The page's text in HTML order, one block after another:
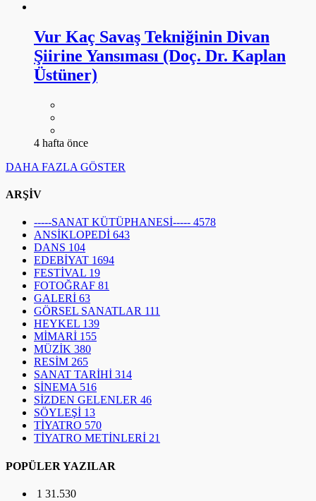
Vur Kaç Savaş Tekniğinin Divan
Şiirine Yansıması (Doç. Dr. Kaplan
Üstüner)
4 hafta önce
DAHA FAZLA GÖSTER
ARŞİV
-----SANAT KÜTÜPHANESİ----- 4578
ANSİKLOPEDİ 643
DANS 104
EDEBİYAT 1694
FESTİVAL 19
FOTOĞRAF 81
GALERİ 63
GÖRSEL SANATLAR 111
HEYKEL 139
MİMARİ 155
MÜZİK 380
RESİM 265
SANAT TARİHİ 314
SİNEMA 516
SİZDEN GELENLER 46
SÖYLEŞİ 13
TİYATRO 570
TİYATRO METİNLERİ 21
POPÜLER YAZILAR
1 31.530